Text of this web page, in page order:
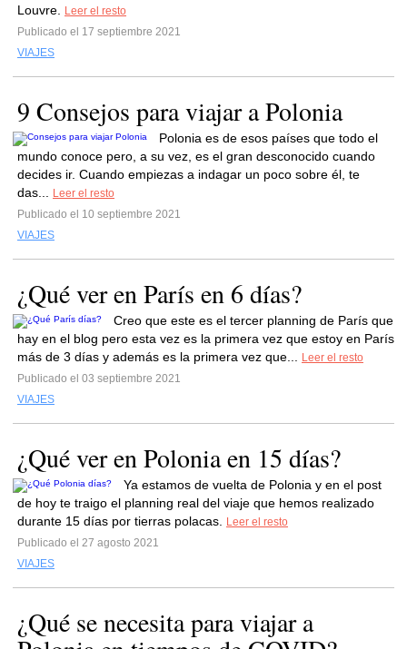
Louvre.
Leer el resto
Publicado el 17 septiembre 2021
VIAJES
9 Consejos para viajar a Polonia
Polonia es de esos países que todo el
mundo conoce pero, a su vez, es el gran desconocido cuando
decides ir. Cuando empiezas a indagar un poco sobre él, te
das...
Leer el resto
Publicado el 10 septiembre 2021
VIAJES
¿Qué ver en París en 6 días?
Creo que este es el tercer planning de París que
hay en el blog pero esta vez es la primera vez que estoy en París
más de 3 días y además es la primera vez que...
Leer el resto
Publicado el 03 septiembre 2021
VIAJES
¿Qué ver en Polonia en 15 días?
Ya estamos de vuelta de Polonia y en el post
de hoy te traigo el planning real del viaje que hemos realizado
durante 15 días por tierras polacas.
Leer el resto
Publicado el 27 agosto 2021
VIAJES
¿Qué se necesita para viajar a